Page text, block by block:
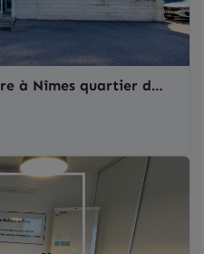
à Nîmes quartier d